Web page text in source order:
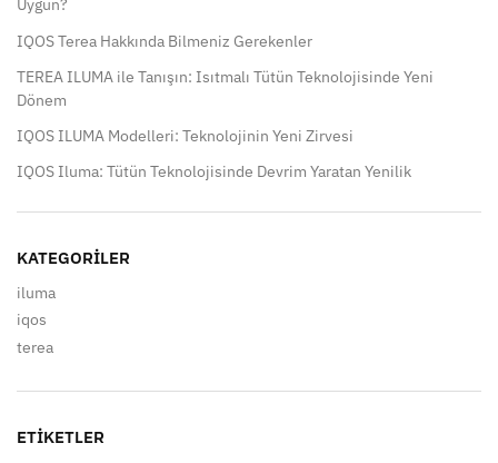
Uygun?
IQOS Terea Hakkında Bilmeniz Gerekenler
TEREA ILUMA ile Tanışın: Isıtmalı Tütün Teknolojisinde Yeni
Dönem
IQOS ILUMA Modelleri: Teknolojinin Yeni Zirvesi
IQOS Iluma: Tütün Teknolojisinde Devrim Yaratan Yenilik
KATEGORILER
iluma
iqos
terea
ETIKETLER